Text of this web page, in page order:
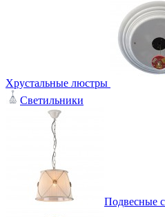
Хрустальные люстры
Светильники
Подвесные